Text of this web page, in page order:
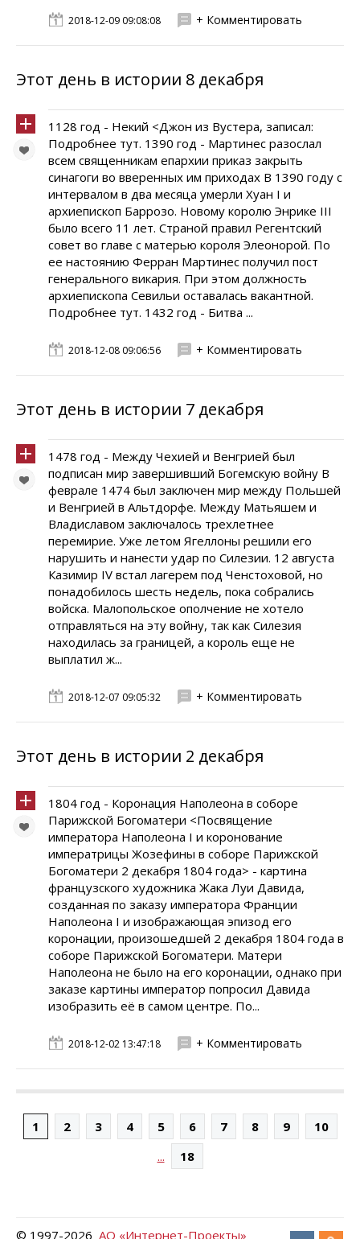
2018-12-09 09:08:08 + Комментировать
Этот день в истории 8 декабря
1128 год - Некий <Джон из Вустера, записал:
Подробнее тут. 1390 год - Мартинес разослал
всем священникам епархии приказ закрыть
синагоги во вверенных им приходах В 1390 году с
интервалом в два месяца умерли Хуан I и
архиепископ Баррозо. Новому королю Энрике III
было всего 11 лет. Страной правил Регентский
совет во главе с матерью короля Элеонорой. По
ее настоянию Ферран Мартинес получил пост
генерального викария. При этом должность
архиепископа Севильи оставалась вакантной.
Подробнее тут. 1432 год - Битва ...
2018-12-08 09:06:56 + Комментировать
Этот день в истории 7 декабря
1478 год - Между Чехией и Венгрией был
подписан мир завершивший Богемскую войну В
феврале 1474 был заключен мир между Польшей
и Венгрией в Альтдорфе. Между Матьяшем и
Владиславом заключалось трехлетнее
перемирие. Уже летом Ягеллоны решили его
нарушить и нанести удар по Силезии. 12 августа
Казимир IV встал лагерем под Ченстоховой, но
понадобилось шесть недель, пока собрались
войска. Малопольское ополчение не хотело
отправляться на эту войну, так как Силезия
находилась за границей, а король еще не
выплатил ж...
2018-12-07 09:05:32 + Комментировать
Этот день в истории 2 декабря
1804 год - Коронация Наполеона в соборе
Парижской Богоматери <Посвящение
императора Наполеона I и коронование
императрицы Жозефины в соборе Парижской
Богоматери 2 декабря 1804 года> - картина
французского художника Жака Луи Давида,
созданная по заказу императора Франции
Наполеона I и изображающая эпизод его
коронации, произошедшей 2 декабря 1804 года в
соборе Парижской Богоматери. Матери
Наполеона не было на его коронации, однако при
заказе картины император попросил Давида
изобразить её в самом центре. По...
2018-12-02 13:47:18 + Комментировать
1 2 3 4 5 6 7 8 9
10
...
18
© 1997-2026 АО «Интернет-Проекты»